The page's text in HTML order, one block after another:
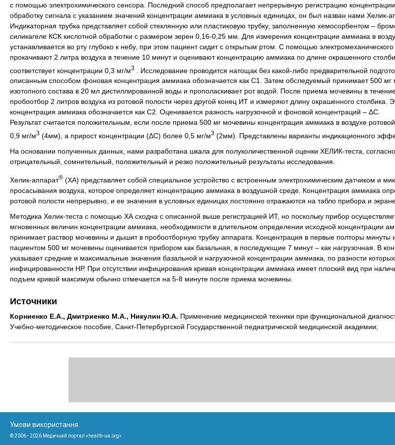
с помощью электрохимического сенсора. Последний способ предполагает непрерывную регистрацию
обработку сигнала с указанием значений концентрации аммиака в условных единицах, он был назван нами Хелик-
Индикаторная трубка представляет собой стеклянную или пластиковую трубку, заполненную хемосорбентом –
силикагеле КСК кислотной обработки с размером зерен 0,16-0,25 мм. Для измерения концентрации аммиака в
устанавливается во рту глубоко к небу, при этом пациент сидит с открытым ртом. С помощью электромеханического
прокачивают 2 литра воздуха в течение 10 минут и оценивают концентрацию аммиака по длине окрашенного
соответствует концентрации 0,3 мг/м3
. Исследование проводится натощак без какой-либо предварительной
описанным способом фоновая концентрация аммиака обозначается как С1. Затем обследуемый принимает 500 мг
изотопного состава в 20 мл дистиллированной воды и прополаскивает рот водой. После приема мочевины в
пробоотбор 2 литров воздуха из ротовой полости через другой конец ИТ и измеряют длину окрашенного столбика.
концентрация аммиака обозначается как С2. Оценивается разность нагрузочной и фоновой концентраций – ΔС.
Результат считается положительным, если после приема 500 мг мочевины концентрация аммиака в воздухе
0,9 мг/м3 (4мм), а прирост концентрации (ΔС) более 0,5 мг/м3 (2мм). Представлены варианты индикационного
На основании полученных данных, нами разработана шкала для полуколичественной оценки ХЕЛИК-теста,
отрицательный, сомнительный, положительный и резко положительный результаты исследования.
Хелик-аппарат® (ХА) представляет собой специальное устройство с встроенным электрохимическим датчиком и
просасывания воздуха, которое определяет концентрацию аммиака в воздушной среде. Концентрация аммиака
ротовой полости непрерывно, и ее значения в условных единицах постоянно отражаются на табло прибора и
Методика Хелик-теста с помощью ХА сходна с описанной выше регистрацией ИТ, но поскольку прибор
мгновенных величин концентрации аммиака, необходимости в длительном определении исходной концентрации
принимает раствор мочевины и дышит в пробоотборную трубку аппарата. Концентрация в первые полторы минуты
пациентом 500 мг мочевины оценивается прибором как базальная, в последующие 7 минут – как нагрузочная. В
указывает средние и максимальные значения базальной и нагрузочной концентрации аммиака, по разности
инфицированности НР. При отсутствии инфицирования кривая концентрации аммиака имеет плоский вид при
подъем кривой максимум обычно отмечается на 5-8 минуте после приема мочевины.
Источники
Корниенко Е.А., Дмитриенко М.А., Никулин Ю.А. Применение медицинской техники при функциональной
Учебно-методическое пособие, Санкт-Петербургской Государственной педиатрической медицинской академии;
Умови використання
© 2006 - 2026 Медичний портал «health-ua.org»